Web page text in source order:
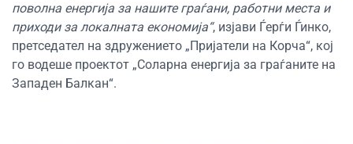
поволна енергија за нашите граѓани, работни места и
приходи за локалната економија“, изјави Ѓерѓи Ѓинко,
претседател на здружението „Пријатели на Корча“, кој
го водеше проектот „Соларна енергија за граѓаните на
Западен Балкан“.